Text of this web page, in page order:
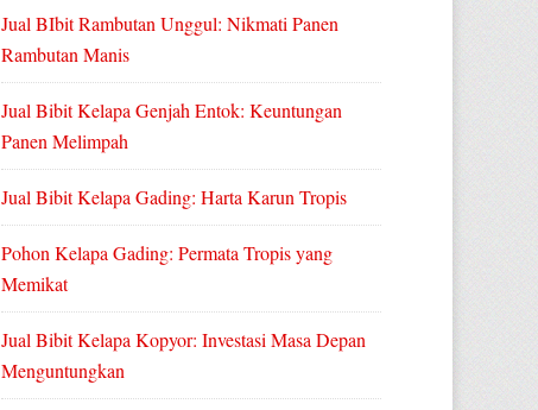
Jual BIbit Rambutan Unggul: Nikmati Panen
Rambutan Manis
Jual Bibit Kelapa Genjah Entok: Keuntungan
Panen Melimpah
Jual Bibit Kelapa Gading: Harta Karun Tropis
Pohon Kelapa Gading: Permata Tropis yang
Memikat
Jual Bibit Kelapa Kopyor: Investasi Masa Depan
Menguntungkan